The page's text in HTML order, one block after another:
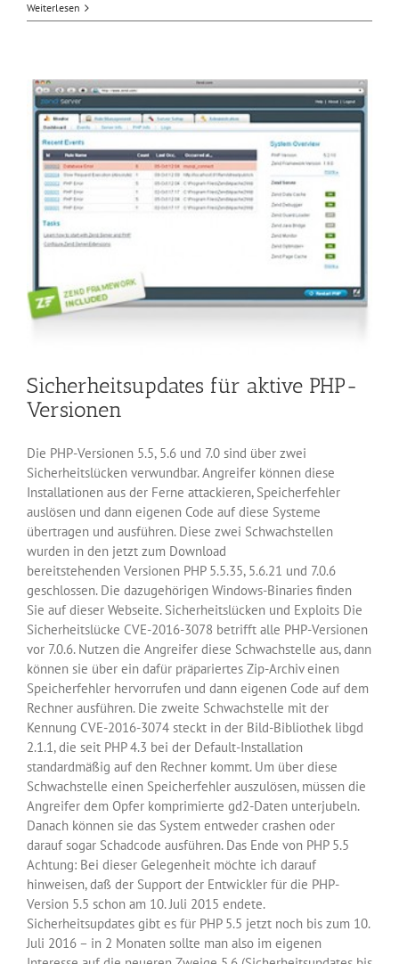
Alternative
1.19
Weiterlesen
Sicherheitsupdates für aktive PHP-
Versionen
Die PHP-Versionen 5.5, 5.6 und 7.0 sind über zwei
Sicherheitslücken verwundbar. Angreifer können diese
Installationen aus der Ferne attackieren, Speicherfehler
auslösen und dann eigenen Code auf diese Systeme
übertragen und ausführen. Diese zwei Schwachstellen
wurden in den jetzt zum Download
bereitstehenden Versionen PHP 5.5.35, 5.6.21 und 7.0.6
geschlossen. Die dazugehörigen Windows-Binaries finden
Sie auf dieser Webseite. Sicherheitslücken und Exploits Die
Sicherheitslücke CVE-2016-3078 betrifft alle PHP-Versionen
vor 7.0.6. Nutzen die Angreifer diese Schwachstelle aus, dann
können sie über ein dafür präpariertes Zip-Archiv einen
Speicherfehler hervorrufen und dann eigenen Code auf dem
Rechner ausführen. Die zweite Schwachstelle mit der
Kennung CVE-2016-3074 steckt in der Bild-Bibliothek libgd
2.1.1, die seit PHP 4.3 bei der Default-Installation
standardmäßig auf den Rechner kommt. Um über diese
Schwachstelle einen Speicherfehler auszulösen, müssen die
Angreifer dem Opfer komprimierte gd2-Daten unterjubeln.
Danach können sie das System entweder crashen oder
darauf sogar Schadcode ausführen. Das Ende von PHP 5.5
Achtung: Bei dieser Gelegenheit möchte ich darauf
hinweisen, daß der Support der Entwickler für die PHP-
Version 5.5 schon am 10. Juli 2015 endete.
Sicherheitsupdates gibt es für PHP 5.5 jetzt noch bis zum 10.
Juli 2016 – in 2 Monaten sollte man also im eigenen